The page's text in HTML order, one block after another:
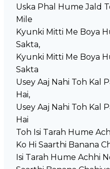
Uska Phal Hume Jald
Mile
Kyunki Mitti Me Boya
Sakta,
Kyunki Mitti Me Boya
Sakta
Usey Aaj Nahi Toh Kal
Hai,
Usey Aaj Nahi Toh Kal
Hai
Toh Isi Tarah Hume
Ko Hi Saarthi Banana
Isi Tarah Hume Achhi